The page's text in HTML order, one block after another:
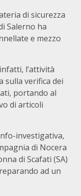
di sicurezza
Salerno ha
e mezzo
l’attività
sulla verifica dei
portando al
di articoli
investigativa,
di Nocera
di Scafati (SA)
ad un